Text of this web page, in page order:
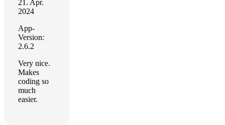
21. Apr.
2024
App-
Version:
2.6.2
Very nice.
Makes
coding so
much
easier.